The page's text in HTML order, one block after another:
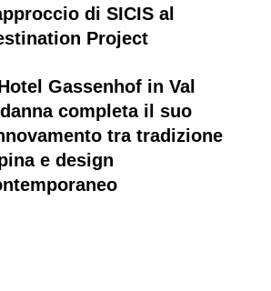
di SICIS al
Project
Gassenhof in Val
completa il suo
tra tradizione
e design